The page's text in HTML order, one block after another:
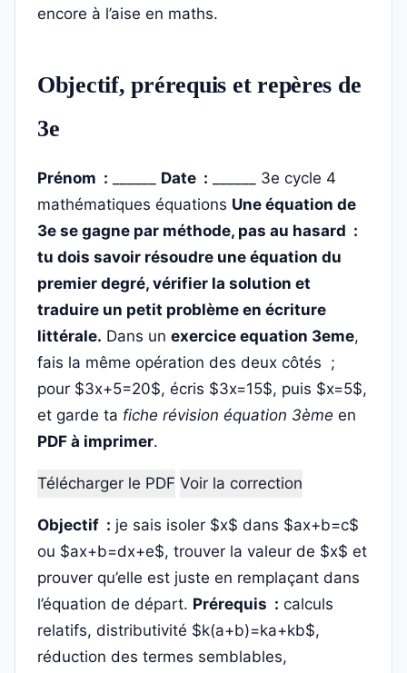
encore à l’aise en maths.
Objectif, prérequis et repères de
3e
Prénom : Date : 3e cycle 4
mathématiques équations Une équation de
3e se gagne par méthode, pas au hasard :
tu dois savoir résoudre une équation du
premier degré, vérifier la solution et
traduire un petit problème en écriture
littérale. Dans un exercice equation 3eme,
fais la même opération des deux côtés ;
pour $3x+5=20$, écris $3x=15$, puis $x=5$,
et garde ta fiche révision équation 3ème en
PDF à imprimer.
Télécharger le PDF Voir la correction
Objectif : je sais isoler $x$ dans $ax+b=c$
ou $ax+b=dx+e$, trouver la valeur de $x$ et
prouver qu’elle est juste en remplaçant dans
l’équation de départ. Prérequis : calculs
relatifs, distributivité $k(a+b)=ka+kb$,
réduction des termes semblables,